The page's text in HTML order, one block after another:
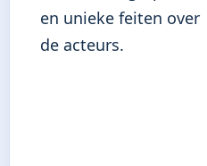
en unieke feiten over
de acteurs.